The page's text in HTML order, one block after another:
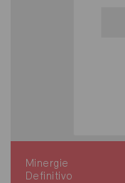
Minergie
Definitivo